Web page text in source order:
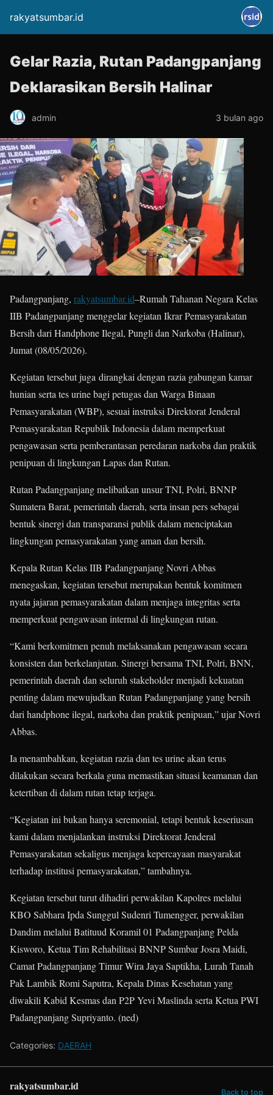
rakyatsumbar.id
Gelar Razia, Rutan Padangpanjang
Deklarasikan Bersih Halinar
admin 3 bulan ago
Padangpanjang, rakyatsumbar.id–Rumah Tahanan Negara Kelas
IIB Padangpanjang menggelar kegiatan Ikrar Pemasyarakatan
Bersih dari Handphone Ilegal, Pungli dan Narkoba (Halinar),
Jumat (08/05/2026).
Kegiatan tersebut juga dirangkai dengan razia gabungan kamar
hunian serta tes urine bagi petugas dan Warga Binaan
Pemasyarakatan (WBP), sesuai instruksi Direktorat Jenderal
Pemasyarakatan Republik Indonesia dalam memperkuat
pengawasan serta pemberantasan peredaran narkoba dan praktik
penipuan di lingkungan Lapas dan Rutan.
Rutan Padangpanjang melibatkan unsur TNI, Polri, BNNP
Sumatera Barat, pemerintah daerah, serta insan pers sebagai
bentuk sinergi dan transparansi publik dalam menciptakan
lingkungan pemasyarakatan yang aman dan bersih.
Kepala Rutan Kelas IIB Padangpanjang Novri Abbas
menegaskan, kegiatan tersebut merupakan bentuk komitmen
nyata jajaran pemasyarakatan dalam menjaga integritas serta
memperkuat pengawasan internal di lingkungan rutan.
“Kami berkomitmen penuh melaksanakan pengawasan secara
konsisten dan berkelanjutan. Sinergi bersama TNI, Polri, BNN,
pemerintah daerah dan seluruh stakeholder menjadi kekuatan
penting dalam mewujudkan Rutan Padangpanjang yang bersih
dari handphone ilegal, narkoba dan praktik penipuan,” ujar Novri
Abbas.
Ia menambahkan, kegiatan razia dan tes urine akan terus
dilakukan secara berkala guna memastikan situasi keamanan dan
ketertiban di dalam rutan tetap terjaga.
“Kegiatan ini bukan hanya seremonial, tetapi bentuk keseriusan
kami dalam menjalankan instruksi Direktorat Jenderal
Pemasyarakatan sekaligus menjaga kepercayaan masyarakat
terhadap institusi pemasyarakatan,” tambahnya.
Kegiatan tersebut turut dihadiri perwakilan Kapolres melalui
KBO Sabhara Ipda Sunggul Sudenri Tumengger, perwakilan
Dandim melalui Batituud Koramil 01 Padangpanjang Pelda
Kisworo, Ketua Tim Rehabilitasi BNNP Sumbar Josra Maidi,
Camat Padangpanjang Timur Wira Jaya Saptikha, Lurah Tanah
Pak Lambik Romi Saputra, Kepala Dinas Kesehatan yang
diwakili Kabid Kesmas dan P2P Yevi Maslinda serta Ketua PWI
Padangpanjang Supriyanto. (ned)
Categories: DAERAH
rakyatsumbar.id Back to top